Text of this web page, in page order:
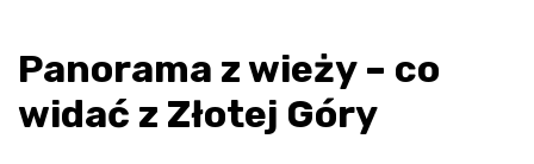
Panorama z wieży – co
widać z Złotej Góry